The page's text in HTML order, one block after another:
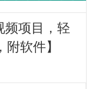
频项目，轻
软件】